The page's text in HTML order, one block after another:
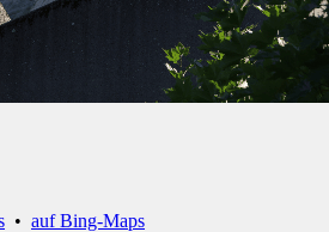
• auf Bing-Maps